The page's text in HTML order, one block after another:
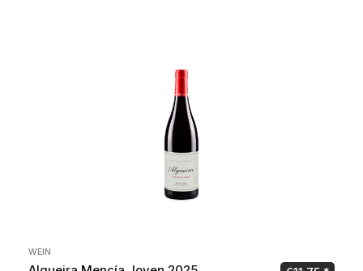
WEIN